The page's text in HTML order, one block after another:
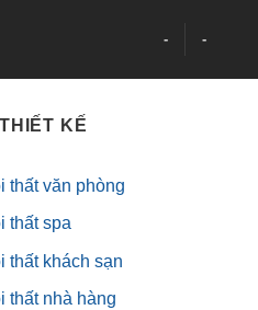
- -
KẾ
thất văn phòng
thất spa
thất khách sạn
thất nhà hàng